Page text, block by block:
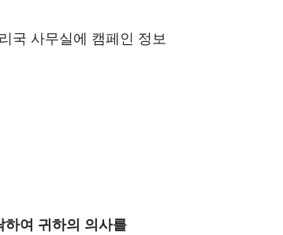
국 사무실에 캠페인 정보
여 귀하의 의사를